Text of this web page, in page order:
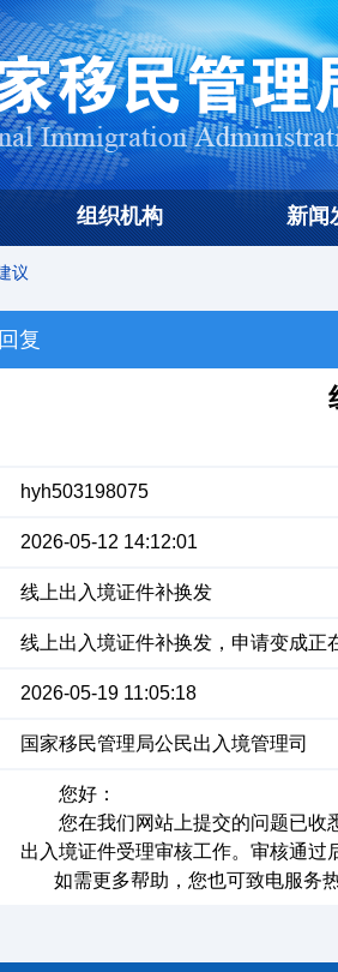
组织机构 新闻
议
复
hyh503198075
2026-05-12 14:12:01
线上出入境证件补换发
线上出入境证件补换发，申请变成正
2026-05-19 11:05:18
国家移民管理局公民出入境管理司
您好：
您在我们网站上提交的问题已收悉
出入境证件受理审核工作。审核通
如需更多帮助，您也可致电服务